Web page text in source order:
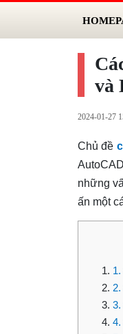
và
2024-01-27
Chủ đề
những
ấn một